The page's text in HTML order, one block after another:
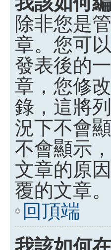
除非您是
章。您可
發表後的
章，您修
錄，這將
況下不會
不會顯示
文章的原
覆的文章。
回頂端